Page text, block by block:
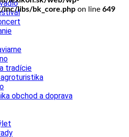
tradície
obchod a doprava
libs/bk_core.php on line 649